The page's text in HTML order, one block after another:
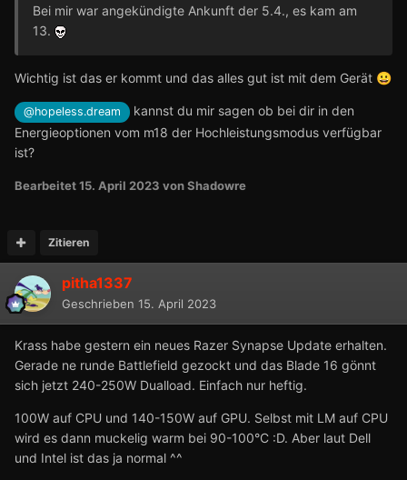
Bei mir war angekündigte Ankunft der 5.4., es kam am
13.
Wichtig ist das er kommt und das alles gut ist mit dem Gerät 😀
@hopeless.dream
kannst du mir sagen ob bei dir in den
Energieoptionen vom m18 der Hochleistungsmodus verfügbar
ist?
Bearbeitet15. April 2023 von Shadowre
Zitieren
pitha1337
Geschrieben 15. April 2023
Krass habe gestern ein neues Razer Synapse Update erhalten.
Gerade ne runde Battlefield gezockt und das Blade 16 gönnt
sich jetzt 240-250W Dualload. Einfach nur heftig.
100W auf CPU und 140-150W auf GPU. Selbst mit LM auf CPU
wird es dann muckelig warm bei 90-100°C :D. Aber laut Dell
und Intel ist das ja normal ^^